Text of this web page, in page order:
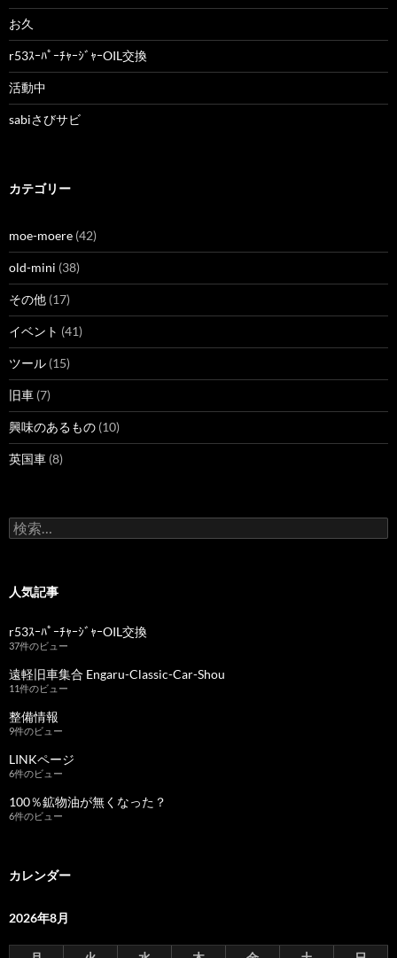
お久
r53ｽｰﾊﾟｰﾁｬｰｼﾞｬｰOIL交換
活動中
sabiさびサビ
カテゴリー
moe-moere (42)
old-mini (38)
その他 (17)
イベント (41)
ツール (15)
旧車 (7)
興味のあるもの (10)
英国車 (8)
検
索:
人気記事
r53ｽｰﾊﾟｰﾁｬｰｼﾞｬｰOIL交換
37件のビュー
遠軽旧車集合 Engaru-Classic-Car-Shou
11件のビュー
整備情報
9件のビュー
LINKページ
6件のビュー
100％鉱物油が無くなった？
6件のビュー
カレンダー
2026年8月